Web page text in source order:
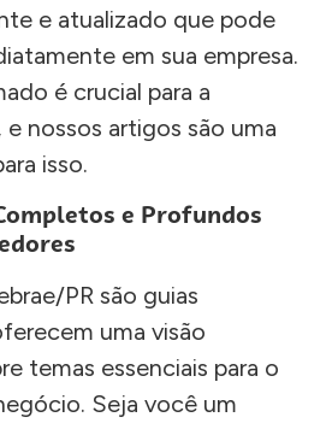
e atualizado que pode
em sua empresa.
é crucial para a
nossos artigos são uma
isso.
e Profundos
PR são guias
uma visão
temas essenciais para o
Seja você um